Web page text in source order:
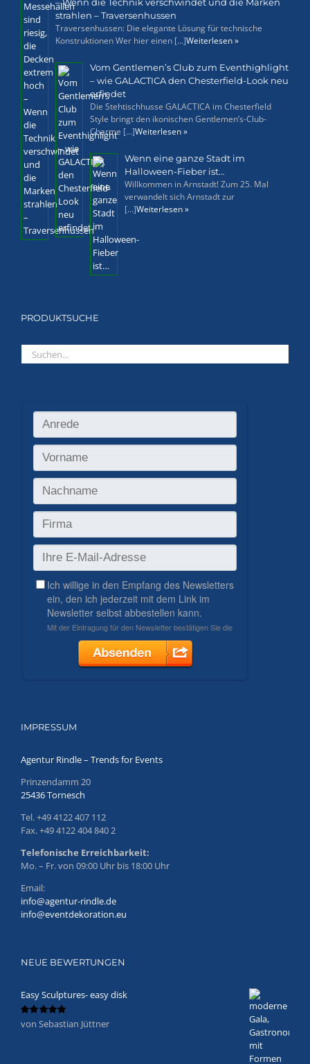
– Wenn die Technik verschwindet und die Marken
strahlen – Traversenhussen
Traversenhussen: Die elegante Lösung für technische
Konstruktionen Wer hier einen [...]Weiterlesen »
Vom Gentlemen’s Club zum Eventhighlight
– wie GALACTICA den Chesterfield-Look neu
erfindet
Die Stehtischhusse GALACTICA im Chesterfield
Style bringt den ikonischen Gentlemen’s-Club-
Charme [...]Weiterlesen »
Wenn eine ganze Stadt im
Halloween-Fieber ist…
Willkommen in Arnstadt! Zum 25. Mal
verwandelt sich Arnstadt zur
[...]Weiterlesen »
PRODUKTSUCHE
IMPRESSUM
Agentur Rindle – Trends for Events
Prinzendamm 20
25436 Tornesch
Tel. +49 4122 407 112
Fax. +49 4122 404 840 2
Telefonische Erreichbarkeit:
Mo. – Fr. von 09:00 Uhr bis 18:00 Uhr
Email:
info@agentur-rindle.de
info@eventdekoration.eu
NEUE BEWERTUNGEN
Easy Sculptures- easy disk
Bewertet
von Sebastian Jüttner